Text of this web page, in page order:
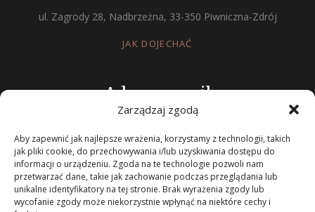
Zarządzaj zgodą
Aby zapewnić jak najlepsze wrażenia, korzystamy z technologii, takich
jak pliki cookie, do przechowywania i/lub uzyskiwania dostępu do
informacji o urządzeniu. Zgoda na te technologie pozwoli nam
przetwarzać dane, takie jak zachowanie podczas przeglądania lub
unikalne identyfikatory na tej stronie. Brak wyrażenia zgody lub
wycofanie zgody może niekorzystnie wpłynąć na niektóre cechy i
ul. Zagrody 28, Nadbrzeżna, 33-350 Piwniczna-Zdrój
JAK DOJECHAĆ
Adres e-mail
FORMULARZ KONTAKTOWY